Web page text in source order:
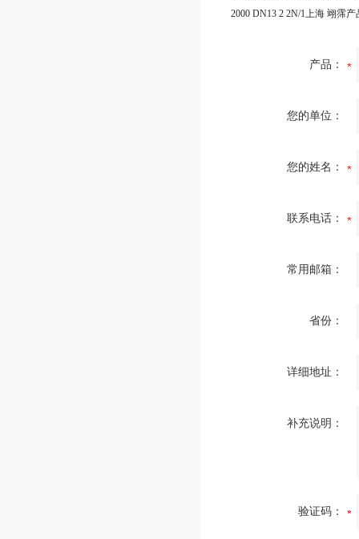
产品：
您的单位：
您的姓名：
联系电话：
常用邮箱：
省份：
详细地址：
补充说明：
验证码：